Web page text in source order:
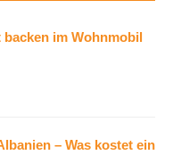
im Wohnmobil
– Was kostet ein